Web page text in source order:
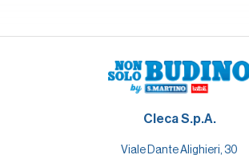
Cleca S.p.A.
Viale Dante Alighieri, 30